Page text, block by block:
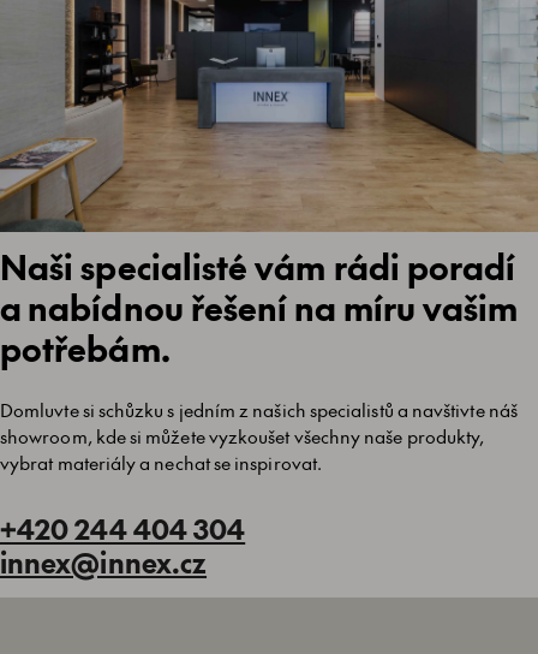
Naši specialisté vám rádi poradí
a nabídnou řešení na míru vašim
potřebám.
Domluvte si schůzku s jedním z našich specialistů a navštivte náš
showroom, kde si můžete vyzkoušet všechny naše produkty,
vybrat materiály a nechat se inspirovat.
+420 244 404 304
innex@innex.cz